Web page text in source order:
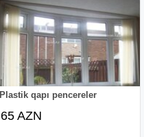
Plastik qapı pencereler
65 AZN